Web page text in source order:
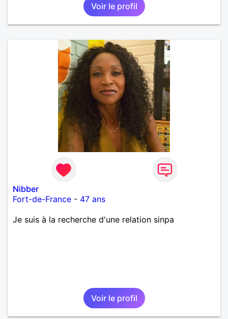
Voir le profil
Nibber
Fort-de-France - 47 ans
Je suis à la recherche d'une relation sinpa
Voir le profil